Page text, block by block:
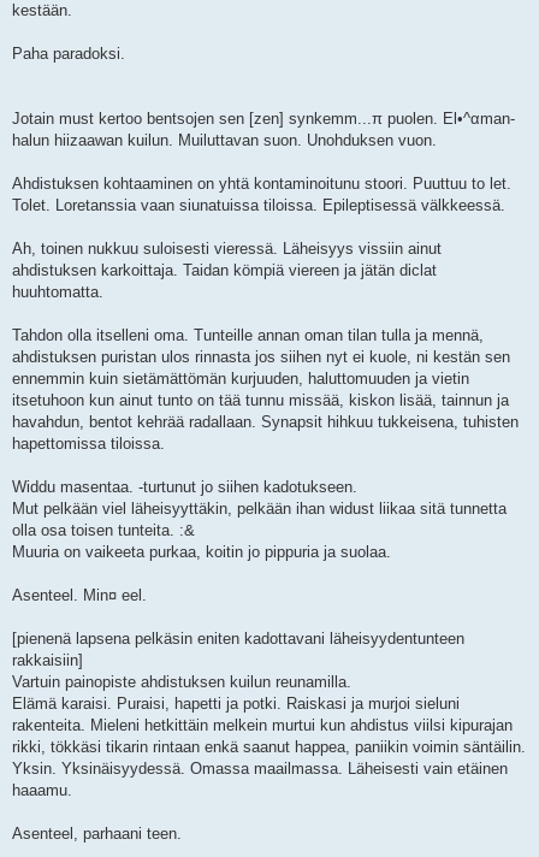
kestään.
Paha paradoksi.
Jotain must kertoo bentsojen sen [zen] synkemm...π puolen. El•^αman-
halun hiizaawan kuilun. Muiluttavan suon. Unohduksen vuon.
Ahdistuksen kohtaaminen on yhtä kontaminoitunu stoori. Puuttuu to let.
Tolet. Loretanssia vaan siunatuissa tiloissa. Epileptisessä välkkeessä.
Ah, toinen nukkuu suloisesti vieressä. Läheisyys vissiin ainut
ahdistuksen karkoittaja. Taidan kömpiä viereen ja jätän diclat
huuhtomatta.
Tahdon olla itselleni oma. Tunteille annan oman tilan tulla ja mennä,
ahdistuksen puristan ulos rinnasta jos siihen nyt ei kuole, ni kestän sen
ennemmin kuin sietämättömän kurjuuden, haluttomuuden ja vietin
itsetuhoon kun ainut tunto on tää tunnu missää, kiskon lisää, tainnun ja
havahdun, bentot kehrää radallaan. Synapsit hihkuu tukkeisena, tuhisten
hapettomissa tiloissa.
Widdu masentaa. -turtunut jo siihen kadotukseen.
Mut pelkään viel läheisyyttäkin, pelkään ihan widust liikaa sitä tunnetta
olla osa toisen tunteita. :&
Muuria on vaikeeta purkaa, koitin jo pippuria ja suolaa.
Asenteel. Min¤ eel.
[pienenä lapsena pelkäsin eniten kadottavani läheisyydentunteen
rakkaisiin]
Vartuin painopiste ahdistuksen kuilun reunamilla.
Elämä karaisi. Puraisi, hapetti ja potki. Raiskasi ja murjoi sieluni
rakenteita. Mieleni hetkittäin melkein murtui kun ahdistus viilsi kipurajan
rikki, tökkäsi tikarin rintaan enkä saanut happea, paniikin voimin säntäilin.
Yksin. Yksinäisyydessä. Omassa maailmassa. Läheisesti vain etäinen
haaamu.
Asenteel, parhaani teen.